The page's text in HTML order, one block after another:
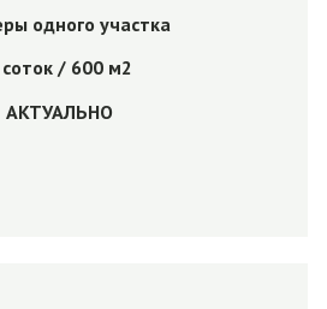
одного участка
/ 600 м2
АКТУАЛЬНО